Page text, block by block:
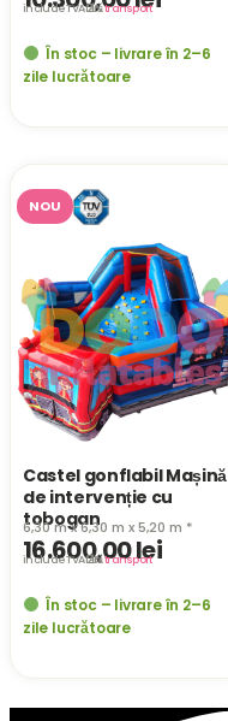
include TVA 21%
· fărătransport
În stoc – livrare în 2–6
zile lucrătoare
NOU
Castel gonflabil Mașină
de intervenție cu
tobogan
6,30 m x 6,30 m x 5,20 m *
16.600,00lei
include TVA 21%
· fărătransport
În stoc – livrare în 2–6
zile lucrătoare